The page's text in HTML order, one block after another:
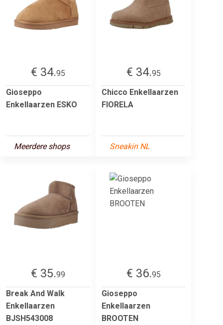
€ 34.95
Gioseppo
Enkellaarzen ESKO
Meerdere shops
€ 34.95
Chicco Enkellaarzen
FIORELA
Sneakin NL
€ 35.99
Break And Walk
Enkellaarzen
BJSH543008
€ 36.95
Gioseppo
Enkellaarzen
BROOTEN